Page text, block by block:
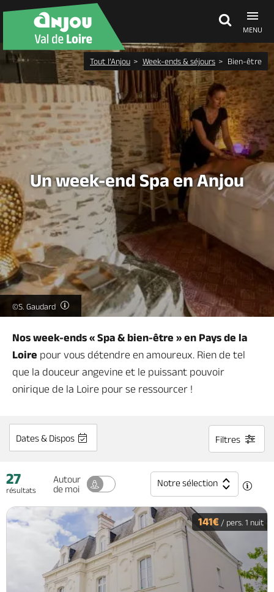
MENU
Découvrir
À voir, à faire
Agenda
Dormir, manger
Séjours, cadeaux
Billetterie en ligne
Brochures & Cartes Offices de tourisme Comment venir ?
Tout l’Anjou Week-ends & séjours Bien-être
Un week-end Spa en Anjou
©S. Gaudard
Nos week-ends « Spa & bien-être » en Pays de la
Loire pour vous détendre en amoureux. Rien de tel
que la douceur angevine et le puissant pouvoir
onirique de la Loire pour se ressourcer !
Dates & Dispos Filtres
27
résultats
Autour
de moi
Notre sélection
141€ / pers. 1 nuit